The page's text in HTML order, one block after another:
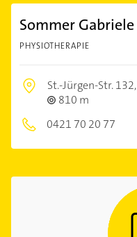
Sommer Gabriele
PHYSIOTHERAPIE
St.-Jürgen-Str. 132,
810 m
0421 70 20 77